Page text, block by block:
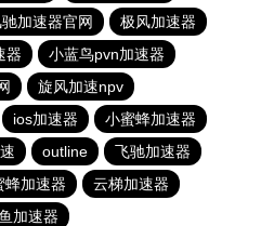
驰加速器官网
极风加速器
器
小蓝鸟pvn加速器
旋风加速npv
ios加速器
小蜜蜂加速器
outline
飞驰加速器
蜂加速器
云梯加速器
加速器